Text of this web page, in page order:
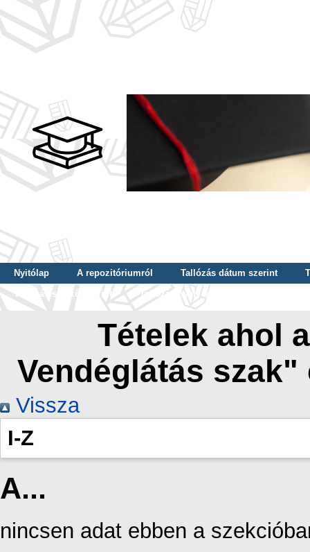
Nyitólap A repozitóriumról Tallózás dátum szerint
Tallózás szerző szerint
Tallózás nyelv szerint
Tételek ahol
Vendéglátás
Vissza
I-Z
A...
nincsen adat ebben a